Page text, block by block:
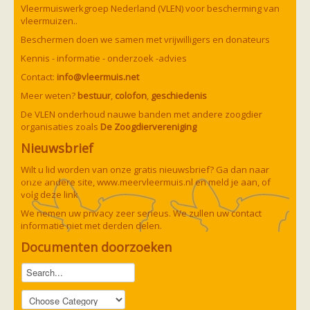
Vleermuizen in de tuin
Aankondiging activiteiten
Ik ben op zoek naar een detector
Ecologie en soorten
Hoe vleermuizen leven
Voedsel en jagen
Verblijfplaatsen
Echolocatie
Soorten
Baardvleermuis
Bechsteins vleermuis
Bosvleermuis
Brandt's vleermuis
Bruine of gewone grootoorvleermuis
Franjestaart
Gewone dwergvleermuis
Grijze grootoorvleermuis
Grote rosse vleermuis
Ingekorven vleermuis
Kleine en grote hoefijzerneus
Laatvlieger
Meervleermuis
Noordse vleermuis
Rosse vleermuis
Paul van Hoof
Vleermuiswerkgroep Nederland (VLEN) voor bescherming van
vleermuizen..
Beschermen doen we samen met vrijwilligers en donateurs
Kennis - informatie - onderzoek -advies
Contact: info@vleermuis.net
Meer weten? bestuur, colofon, geschiedenis
De VLEN onderhoud nauwe banden met andere zoogdier
organisaties zoals De Zoogdiervereniging
Nieuwsbrief
Wilt u lid worden van onze gratis nieuwsbrief? Ga dan naar
onze andere site,www.meervleermuis.nlen meld je aan, of
volg deze link
We nemen uw privacy zeer serieus. We zullen uw contact
informatie niet met derden delen.
Documenten doorzoeken